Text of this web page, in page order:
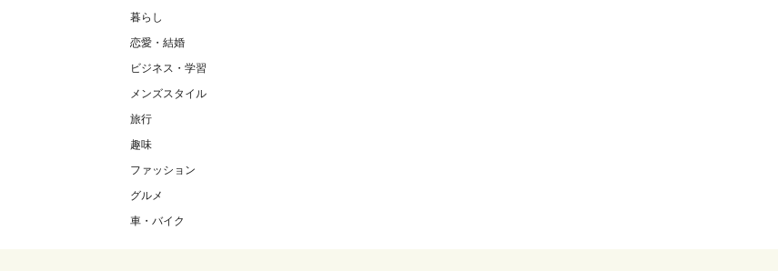
暮らし
恋愛・結婚
ビジネス・学習
メンズスタイル
旅行
趣味
ファッション
グルメ
車・バイク